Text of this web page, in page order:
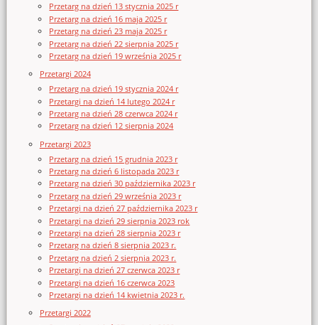
Przetarg na dzień 13 stycznia 2025 r
Przetarg na dzień 16 maja 2025 r
Przetarg na dzień 23 maja 2025 r
Przetarg na dzień 22 sierpnia 2025 r
Przetarg na dzień 19 września 2025 r
Przetargi 2024
Przetarg na dzień 19 stycznia 2024 r
Przetargi na dzień 14 lutego 2024 r
Przetarg na dzień 28 czerwca 2024 r
Przetarg na dzień 12 sierpnia 2024
Przetargi 2023
Przetarg na dzień 15 grudnia 2023 r
Przetarg na dzień 6 listopada 2023 r
Przetarg na dzień 30 października 2023 r
Przetarg na dzień 29 września 2023 r
Przetargi na dzień 27 października 2023 r
Przetargi na dzień 29 sierpnia 2023 rok
Przetargi na dzień 28 sierpnia 2023 r
Przetarg na dzień 8 sierpnia 2023 r.
Przetarg na dzień 2 sierpnia 2023 r.
Przetargi na dzień 27 czerwca 2023 r
Przetargi na dzień 16 czerwca 2023
Przetargi na dzień 14 kwietnia 2023 r.
Przetargi 2022